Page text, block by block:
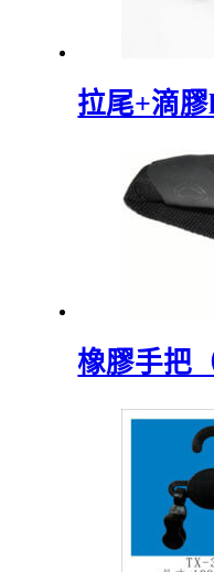
拉尾+滴
橡膠手把